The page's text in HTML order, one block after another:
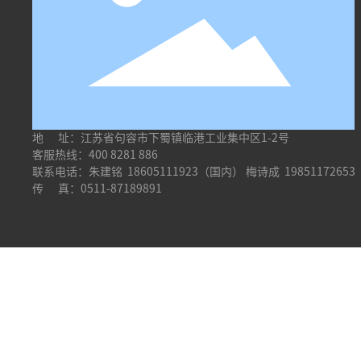
地 址：江苏省句容市下蜀镇临港工业集中区1-2号
客服热线：400 8281 886
联系电话：朱建铭
18605111923 （国内） 梅诗成 19851172653
传 真：0511-87189891